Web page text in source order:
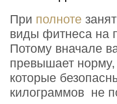
При полноте
виды фитнеса на
Потому вначале
превышает
которые
килограммов не